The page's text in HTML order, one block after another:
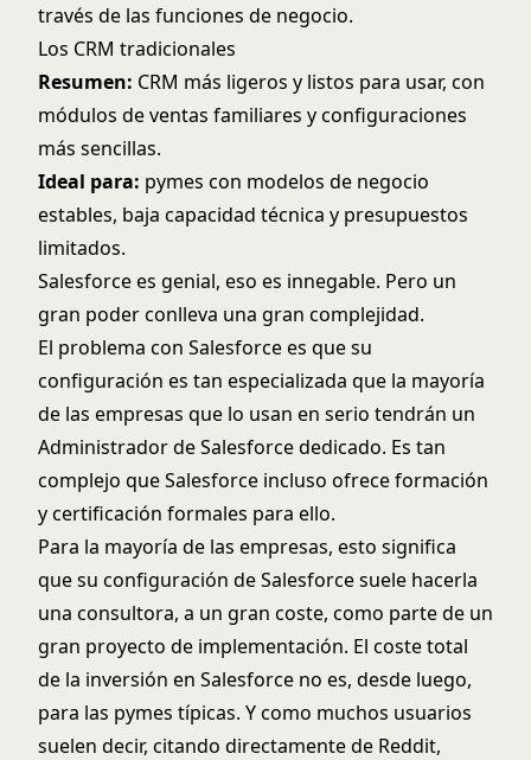
través de las funciones de negocio.
Los CRM tradicionales
Resumen: CRM más ligeros y listos para usar, con
módulos de ventas familiares y configuraciones
más sencillas.
Ideal para: pymes con modelos de negocio
estables, baja capacidad técnica y presupuestos
limitados.
Salesforce es genial, eso es innegable. Pero un
gran poder conlleva una gran complejidad.
El problema con Salesforce es que su
configuración es tan especializada que la mayoría
de las empresas que lo usan en serio tendrán un
Administrador de Salesforce dedicado. Es tan
complejo que Salesforce incluso ofrece formación
y certificación formales para ello.
Para la mayoría de las empresas, esto significa
que su configuración de Salesforce suele hacerla
una consultora, a un gran coste, como parte de un
gran proyecto de implementación. El coste total
de la inversión en Salesforce no es, desde luego,
para las pymes típicas. Y como muchos usuarios
suelen decir, citando directamente de Reddit,